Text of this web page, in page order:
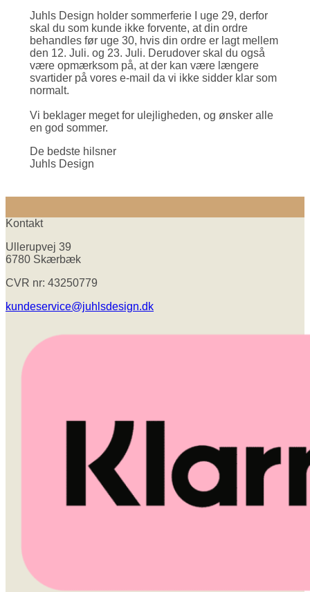
Juhls Design holder sommerferie I uge 29, derfor
skal du som kunde ikke forvente, at din ordre
behandles før uge 30, hvis din ordre er lagt mellem
den 12. Juli. og 23. Juli. Derudover skal du også
være opmærksom på, at der kan være længere
svartider på vores e-mail da vi ikke sidder klar som
normalt.
Vi beklager meget for ulejligheden, og ønsker alle
en god sommer.
De bedste hilsner
Juhls Design
Kontakt
Ullerupvej 39
6780 Skærbæk
CVR nr: 43250779
kundeservice@juhlsdesign.dk